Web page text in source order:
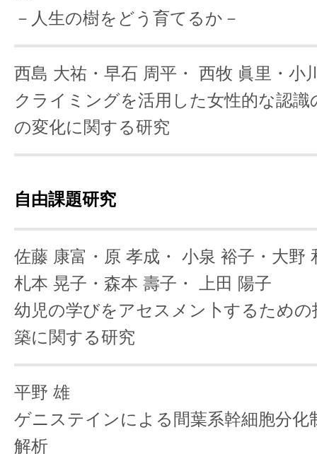
－人生の樹をどう育てるか－
西島 大祐・早石 周平・ 西牧 眞里・小
クライミングを活用した女性的な認識
の変化に関する研究
自由課題研究
佐藤 康富・原 孝成・ 小泉 裕子・大野
札本 晃子・森本 壽子・
上田 陽子
幼児の学びをアセスメン卜するための
築に関する研究
平野 雄
ゲニステインによる間葉系幹細胞分化
解析